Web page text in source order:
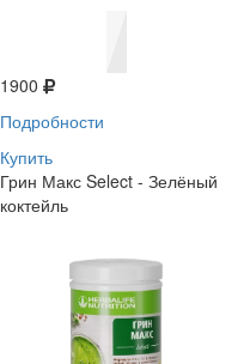
1900
Подробности
Купить
Грин Макс Select - Зелёный
коктейль